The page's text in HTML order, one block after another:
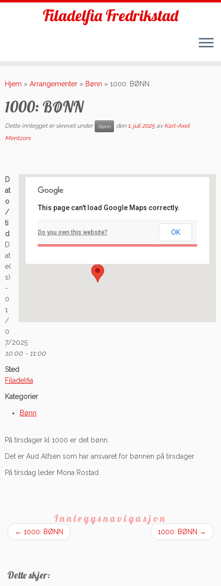
to
Filadelfia Fredrikstad
Hjem » Arrangementer » Bønn » 1000: BØNN
1000: BØNN
Dette innlegget er skrevet under Bønn den 1. juli 2025 avKarl-Axel
Mentzoni
Arrangement
This page can't load Google Maps correctly.
Do you own this website? OK
D
at
o
/
ti
d
D
at
e(
s)
-
0
1
/
0
7/2025
10:00 - 11:00
Sted
Filadelfia
Kategorier
Bønn
På tirsdager kl 1000 er det bønn.
Det er Aud Alfsen som har ansvaret for bønnen på tirsdager.
På tirsdag leder Mona Rostad.
Innleggsnavigasjon
← 1000: BØNN 1000: BØNN →
Dette skjer: